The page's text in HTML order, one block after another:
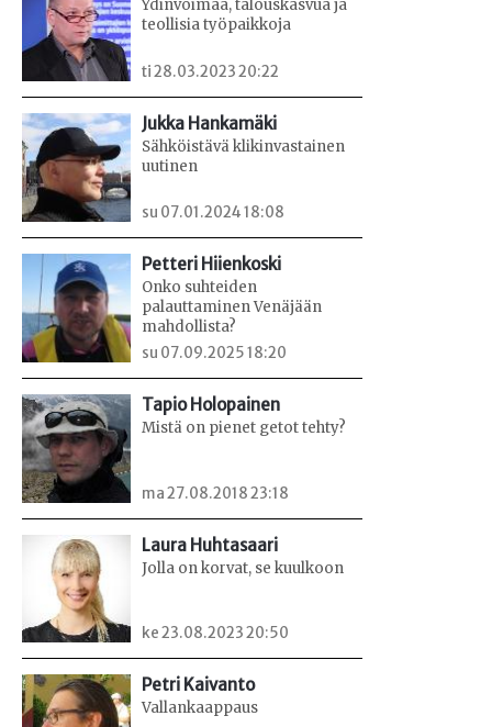
Ydinvoimaa, talouskasvua ja
teollisia työpaikkoja
ti 28.03.2023 20:22
Jukka Hankamäki
Sähköistävä klikinvastainen
uutinen
su 07.01.2024 18:08
Petteri Hiienkoski
Onko suhteiden
palauttaminen Venäjään
mahdollista?
su 07.09.2025 18:20
Tapio Holopainen
Mistä on pienet getot tehty?
ma 27.08.2018 23:18
Laura Huhtasaari
Jolla on korvat, se kuulkoon
ke 23.08.2023 20:50
Petri Kaivanto
Vallankaappaus